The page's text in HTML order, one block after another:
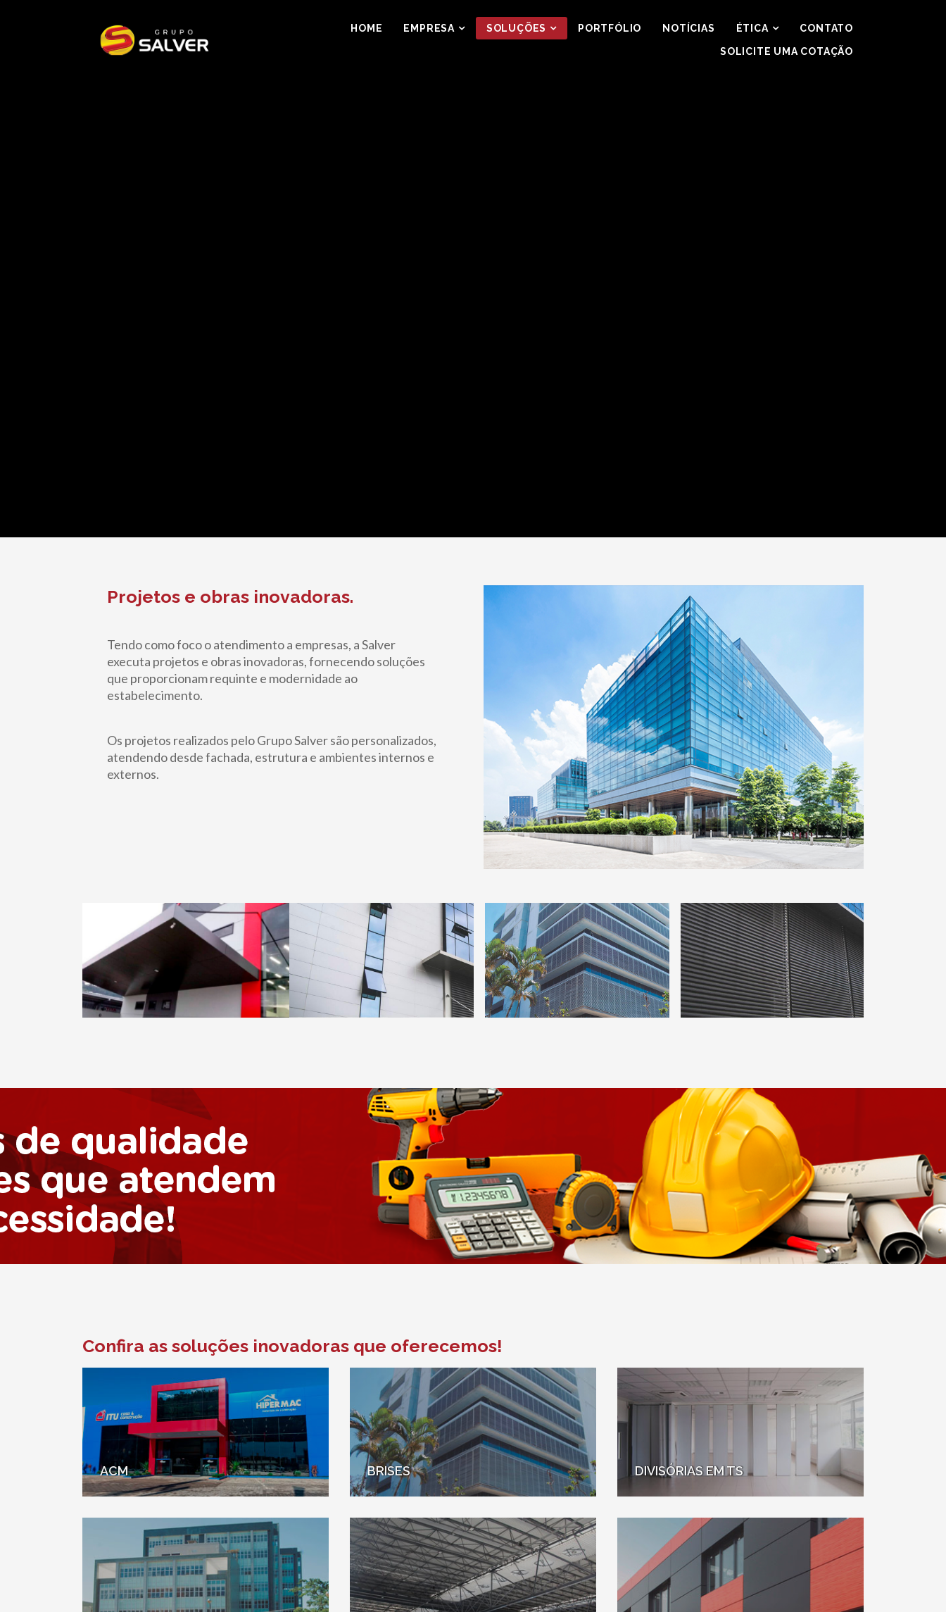
HOME EMPRESA SOLUÇÕES PORTFÓLIO NOTÍCIAS ÉTICA CONTATO
SOLICITE UMA COTAÇÃO
Projetos e obras inovadoras.
Tendo como foco o atendimento a empresas, a Salver
executa projetos e obras inovadoras, fornecendo soluções
que proporcionam requinte e modernidade ao
estabelecimento.
Os projetos realizados pelo Grupo Salver são personalizados,
atendendo desde fachada, estrutura e ambientes internos e
externos.
Confira as soluções inovadoras que oferecemos!
ACM BRISES DIVISÓRIAS EM TS